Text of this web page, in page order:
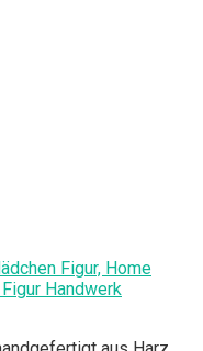
Figur, Home
Handwerk